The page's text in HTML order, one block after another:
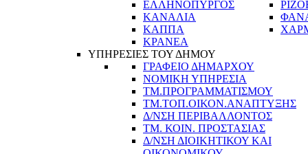
ΕΛΛΗΝΟΠΥΡΓΟΣ
ΚΑΝΑΛΙΑ
ΚΑΠΠΑ
ΚΡΑΝΕΑ
ΥΠΗΡΕΣΙΕΣ ΤΟΥ ΔΗΜΟΥ
ΓΡΑΦΕΙΟ ΔΗΜΑΡΧΟΥ
ΝΟΜΙΚΗ ΥΠΗΡΕΣΙΑ
ΤΜ.ΠΡΟΓΡΑΜΜΑΤΙΣΜΟΥ
ΤΜ.ΤΟΠ.ΟΙΚΟΝ.ΑΝΑΠΤΥΞΗΣ
Δ/ΝΣΗ ΠΕΡΙΒΑΛΛΟΝΤΟΣ
ΤΜ. ΚΟΙΝ. ΠΡΟΣΤΑΣΙΑΣ
Δ/ΝΣΗ ΔΙΟΙΚΗΤΙΚΟΥ ΚΑΙ